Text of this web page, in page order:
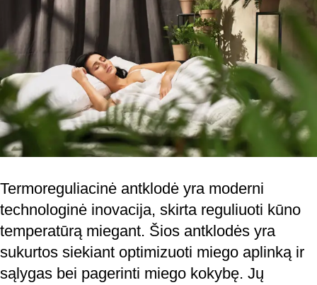
Termoreguliacinė antklodė yra moderni
technologinė inovacija, skirta reguliuoti kūno
temperatūrą miegant. Šios antklodės yra
sukurtos siekiant optimizuoti miego aplinką ir
sąlygas bei pagerinti miego kokybę. Jų